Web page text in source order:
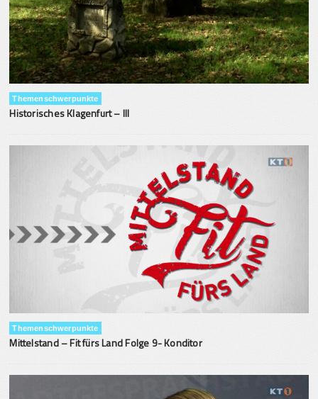
Themenschwerpunkte
Historisches Klagenfurt – III
Themenschwerpunkte
Mittelstand – Fit fürs Land Folge 9- Konditor